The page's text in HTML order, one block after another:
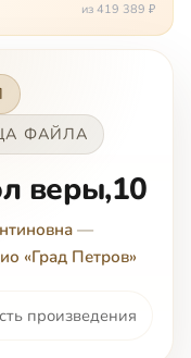
Трое из четверых
из 419 389 ₽
ФАЙЛА
веры,10
—
«Град Петров»
произведения